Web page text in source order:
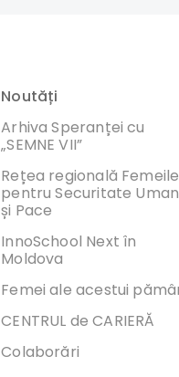
Noutăți
Arhiva Speranței cu
„SEMNE VII”
Rețea regională Femeile
pentru Securitate
și Pace
InnoSchool Next în
Moldova
Femei ale acestui
CENTRUL de CARIERĂ
Colaborări